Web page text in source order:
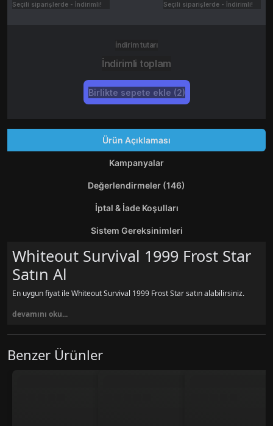
Seçili siparişlerde - İndirimli! Seçili siparişlerde - İndirimli!
İndirim tutarı
İndirimli toplam
Birlikte sepete ekle (2)
Ürün Açıklaması
Kampanyalar
Değerlendirmeler (146)
İptal & İade Koşulları
Sistem Gereksinimleri
Whiteout Survival 1999 Frost Star
Satın Al
En uygun fiyat ile Whiteout Survival 1999 Frost Star satın alabilirsiniz.
devamını oku...
Benzer Ürünler